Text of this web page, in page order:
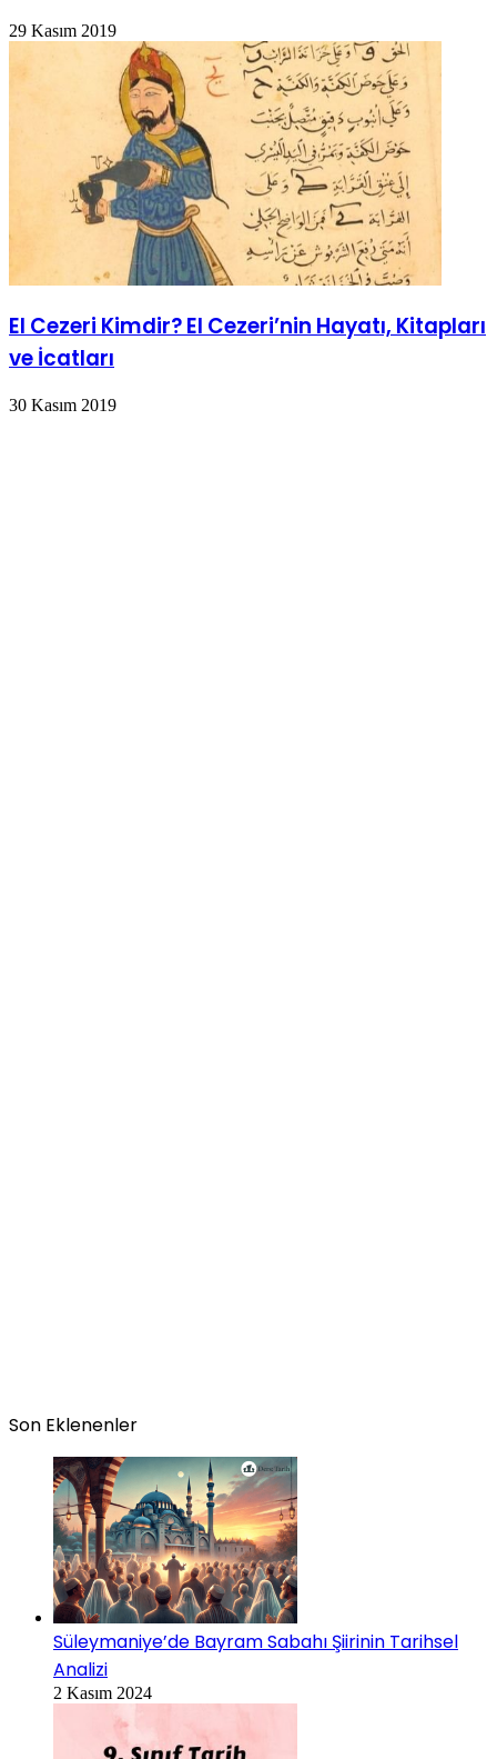
29 Kasım 2019
El Cezeri Kimdir? El Cezeri’nin Hayatı, Kitapları
ve İcatları
30 Kasım 2019
Son Eklenenler
Süleymaniye’de Bayram Sabahı Şiirinin Tarihsel
Analizi
2 Kasım 2024